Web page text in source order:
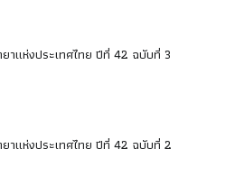
าแห่งประเทศไทย ปีที่ 42 ฉบับที่ 3
าแห่งประเทศไทย ปีที่ 42 ฉบับที่ 2